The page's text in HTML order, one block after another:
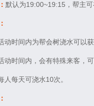
默认为19:00~19:15，帮主
动时间内为帮会树浇水可以
间内，会有特殊来客，可
每天可浇水10次。